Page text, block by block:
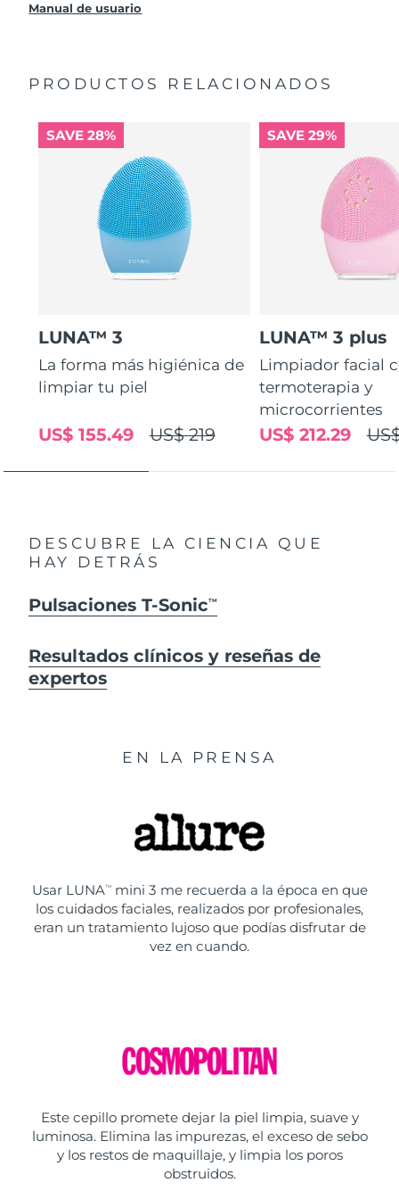
producto sin cargo alguno.
Manual de usuario
PRODUCTOS RELACIONADOS
SAVE 28%
LUNA™ 3
La forma más higiénica de
limpiar tu piel
US$ 219
US$ 155.49
SAVE 29%
LUNA™ 3 plus
Limpiador facial
termoterapia y
microcorrientes
US$ 212.29
DESCUBRE LA CIENCIA QUE
HAY DETRÁS
Pulsaciones T-SonicTM
Resultados clínicos y reseñas de
expertos
EN LA PRENSA
Usar LUNATMmini 3 me recuerda a la época en que
los cuidados faciales, realizados por profesionales,
eran un tratamiento lujoso que podías disfrutar de
vez en cuando.
Este cepillo promete dejar la piel limpia, suave y
luminosa. Elimina las impurezas, el exceso de sebo
y los restos de maquillaje, y limpia los poros
obstruidos.